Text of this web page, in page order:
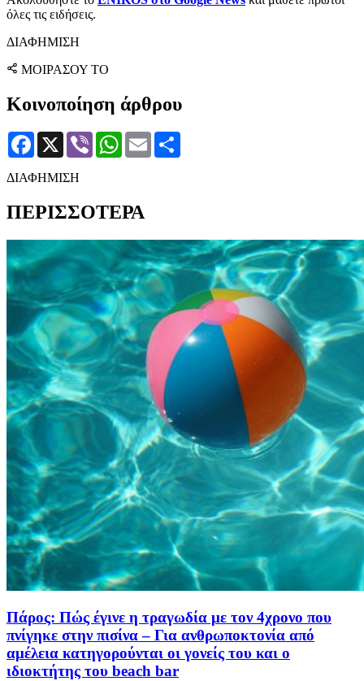
όλες τις ειδήσεις.
ΔΙΑΦΗΜΙΣΗ
ΜΟΙΡΑΣΟΥ ΤΟ
Κοινοποίηση άρθρου
Facebook
X Viber WhatsApp
Email
ΔΙΑΦΗΜΙΣΗ
ΠΕΡΙΣΣΟΤΕΡΑ
Πάρος: Πώς έγινε η τραγωδία με τον 4χρονο που
πνίγηκε στην πισίνα – Για ανθρωποκτονία από
αμέλεια κατηγορούνται οι γονείς του και ο
ιδιοκτήτης του beach bar